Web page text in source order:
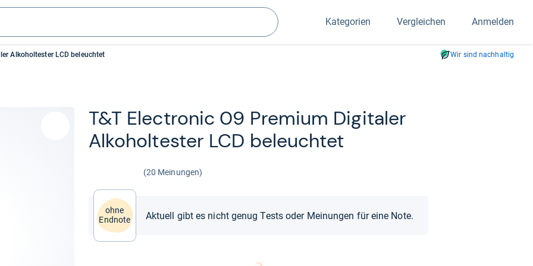
Suchen
Kategorien Vergleichen Anmelden
Alkoholtester LCD beleuchtet Wir sind nachhaltig
T&T Elec­tro­nic 09 Pre­mium Digi­ta­ler
Alko­hol­tes­ter LCD beleuch­tet
(20 Meinungen)
ohne
Endnote
Aktuell gibt es nicht genug Tests oder Meinungen für eine Note.